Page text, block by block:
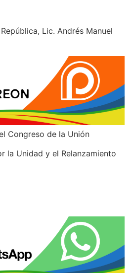
Lic. Andrés Manuel
Congreso de la Unión
la Unidad y el Relanzamiento